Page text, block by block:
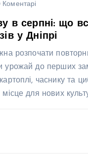
Коментарі
в серпні: що
у Дніпрі
розпочати
урожай до перших
часнику та
місце для нових